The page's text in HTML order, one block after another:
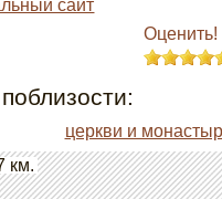
сайт
Оценить!
церкви и
км.